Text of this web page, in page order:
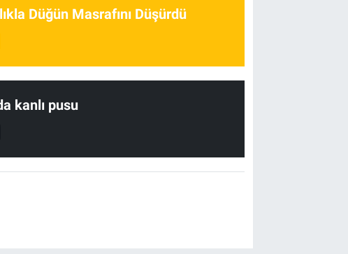
Düğün Masrafını Düşürdü
kanlı pusu